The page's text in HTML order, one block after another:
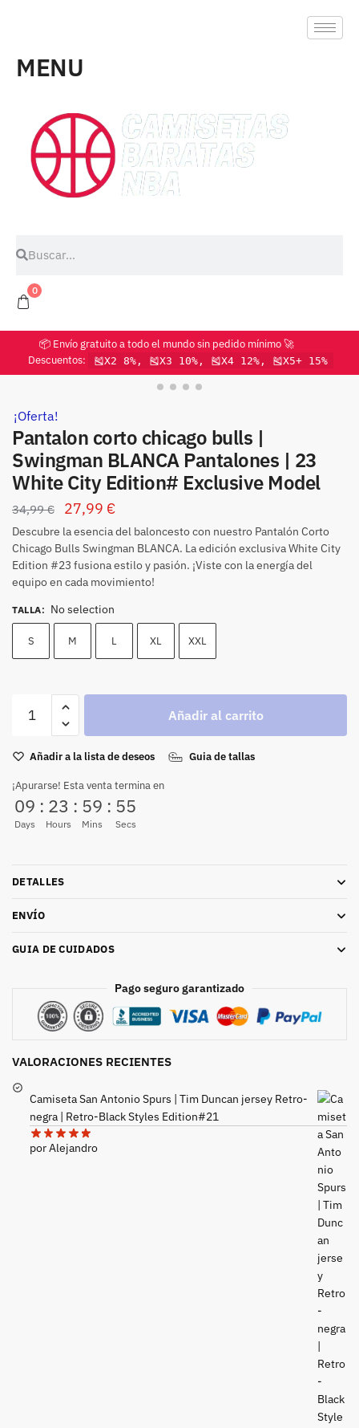
MENU
0
📦 Envío gratuito a todo el mundo sin pedido mínimo 🚀
Descuentos:
🎽X2 8%, 🎽X3 10%, 🎽X4 12%, 🎽X5+ 15%
¡Oferta!
Pantalon corto chicago bulls |
Swingman BLANCA Pantalones | 23
White City Edition# Exclusive Model
34,99€ 27,99 €
Descubre la esencia del baloncesto con nuestro Pantalón Corto
Chicago Bulls Swingman BLANCA. La edición exclusiva White City
Edition #23 fusiona estilo y pasión. ¡Viste con la energía del
equipo en cada movimiento!
TALLA: No selection
S M L XL XXL
Añadir al carrito
Añadir a la lista de deseos Guia de tallas
¡Apurarse! Esta venta termina en
09
Days
: 23
Hours
: 59
Mins
: 54
Secs
DETALLES
ENVÍO
GUIA DE CUIDADOS
Pago seguro garantizado
VALORACIONES RECIENTES
Camiseta San Antonio Spurs | Tim Duncan jersey Retro-
negra | Retro-Black Styles Edition#21
por Alejandro